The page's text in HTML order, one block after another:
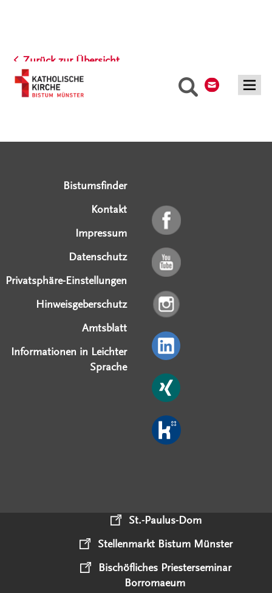
Suche
Zurück zur Übersicht
Bistumsfinder
Kontakt
Impressum
Datenschutz
Privatsphäre-Einstellungen
Hinweisgeberschutz
Amtsblatt
Informationen in Leichter
Sprache
St.-Paulus-Dom
Stellenmarkt Bistum Münster
Bischöfliches Priesterseminar
Borromaeum